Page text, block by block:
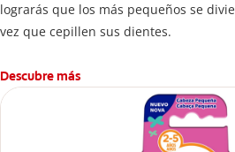
lograrás que los más pequeños se
vez que cepillen sus dientes.
Descubre más